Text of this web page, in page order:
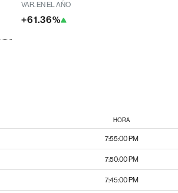
VAR. EN EL AÑO
+61.36%
HORA
7:55:00 PM
7:50:00 PM
7:45:00 PM